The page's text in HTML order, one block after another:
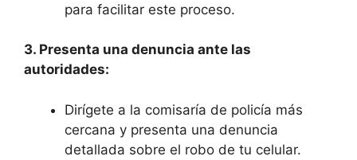
para facilitar este proceso.
3. Presenta una denuncia⁤ ante las
autoridades:
Dirígete a la comisaría de policía más⁤
cercana ​y presenta una denuncia
detallada sobre el ‌robo de ⁤tu ⁤celular.